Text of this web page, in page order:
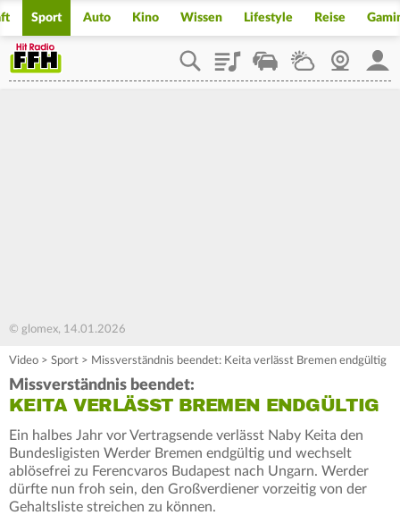
Sport Auto Kino Wissen Lifestyle Reise
PlaylistStaupilotWetterWebcam
© glomex, 14.01.2026
Video > Sport > Missverständnis beendet: Keita verlässt Bremen endgültig
Missverständnis beendet:
KEITA VERLÄSST BREMEN ENDGÜLTIG
Ein halbes Jahr vor Vertragsende verlässt Naby Keita den
Bundesligisten Werder Bremen endgültig und wechselt
ablösefrei zu Ferencvaros Budapest nach Ungarn. Werder
dürfte nun froh sein, den Großverdiener vorzeitig von der
Gehaltsliste streichen zu können.